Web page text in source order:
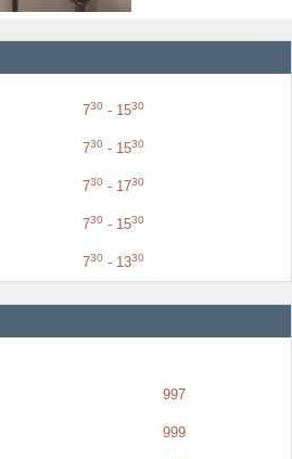
730 - 1530
730 - 1530
730 - 1730
730 - 1530
730 - 1330
997
999